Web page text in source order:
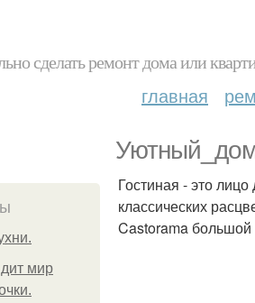
сделать ремонт дома или
главная
мир
Гостиная - это
классических
Castorama